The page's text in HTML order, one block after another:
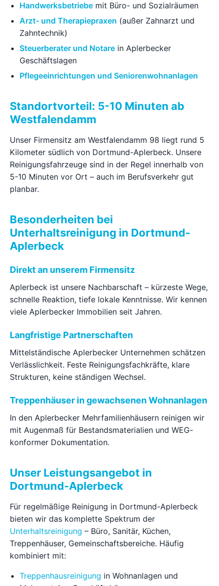
Handwerksbetriebe mit Büro- und Sozialräumen
Arzt- und Therapiepraxen (außer Zahnarzt und
Zahntechnik)
Steuerberater und Notare in Aplerbecker
Geschäftslagen
Pflegeeinrichtungen und Seniorenwohnanlagen
Standortvorteil: 5-10 Minuten ab
Westfalendamm
Unser Firmensitz am Westfalendamm 98 liegt rund 5
Kilometer südlich von Dortmund-Aplerbeck. Unsere
Reinigungsfahrzeuge sind in der Regel innerhalb von
5-10 Minuten vor Ort – auch im Berufsverkehr gut
planbar.
Besonderheiten bei
Unterhaltsreinigung in Dortmund-
Aplerbeck
Direkt an unserem Firmensitz
Aplerbeck ist unsere Nachbarschaft – kürzeste Wege,
schnelle Reaktion, tiefe lokale Kenntnisse. Wir kennen
viele Aplerbecker Immobilien seit Jahren.
Langfristige Partnerschaften
Mittelständische Aplerbecker Unternehmen schätzen
Verlässlichkeit. Feste Reinigungsfachkräfte, klare
Strukturen, keine ständigen Wechsel.
Treppenhäuser in gewachsenen Wohnanlagen
In den Aplerbecker Mehrfamilienhäusern reinigen wir
mit Augenmaß für Bestandsmaterialien und WEG-
konformer Dokumentation.
Unser Leistungsangebot in
Dortmund-Aplerbeck
Für regelmäßige Reinigung in Dortmund-Aplerbeck
bieten wir das komplette Spektrum der
Unterhaltsreinigung – Büro, Sanitär, Küchen,
Treppenhäuser, Gemeinschaftsbereiche. Häufig
kombiniert mit:
Treppenhausreinigung in Wohnanlagen und